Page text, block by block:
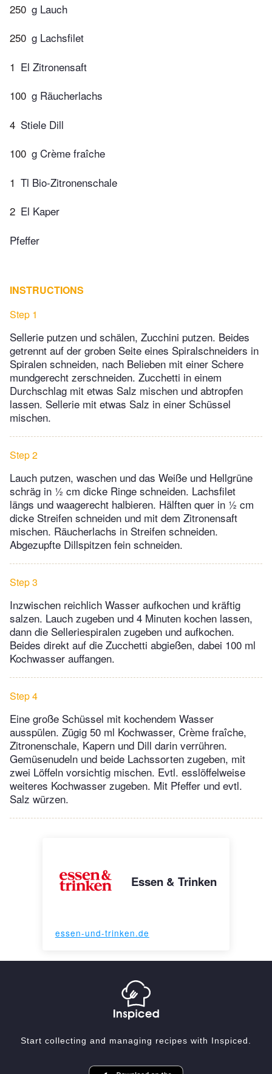
250 g Lauch
250 g Lachsfilet
1 El Zitronensaft
100 g Räucherlachs
4 Stiele Dill
100 g Crème fraîche
1 Tl Bio-Zitronenschale
2 El Kaper
Pfeffer
INSTRUCTIONS
Step 1
Sellerie putzen und schälen, Zucchini putzen. Beides
getrennt auf der groben Seite eines Spiralschneiders in
Spiralen schneiden, nach Belieben mit einer Schere
mundgerecht zerschneiden. Zucchetti in einem
Durchschlag mit etwas Salz mischen und abtropfen
lassen. Sellerie mit etwas Salz in einer Schüssel
mischen.
Step 2
Lauch putzen, waschen und das Weiße und Hellgrüne
schräg in ½ cm dicke Ringe schneiden. Lachsfilet
längs und waagerecht halbieren. Hälften quer in ½ cm
dicke Streifen schneiden und mit dem Zitronensaft
mischen. Räucherlachs in Streifen schneiden.
Abgezupfte Dillspitzen fein schneiden.
Step 3
Inzwischen reichlich Wasser aufkochen und kräftig
salzen. Lauch zugeben und 4 Minuten kochen lassen,
dann die Selleriespiralen zugeben und aufkochen.
Beides direkt auf die Zucchetti abgießen, dabei 100 ml
Kochwasser auffangen.
Step 4
Eine große Schüssel mit kochendem Wasser
ausspülen. Zügig 50 ml Kochwasser, Crème fraîche,
Zitronenschale, Kapern und Dill darin verrühren.
Gemüsenudeln und beide Lachssorten zugeben, mit
zwei Löffeln vorsichtig mischen. Evtl. esslöffelweise
weiteres Kochwasser zugeben. Mit Pfeffer und evtl.
Salz würzen.
Essen & Trinken
essen-und-trinken.de
Start collecting and managing recipes with Inspiced.